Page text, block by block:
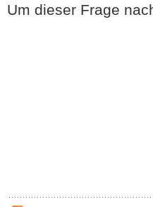
Um dieser Frage